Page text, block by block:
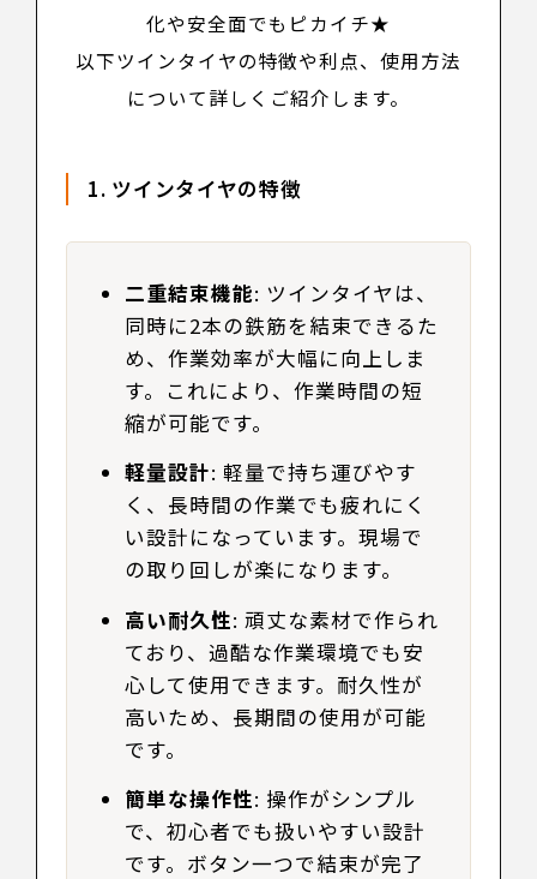
化や安全面でもピカイチ★
以下ツインタイヤの特徴や利点、使用方法
について詳しくご紹介します。
1. ツインタイヤの特徴
二重結束機能: ツインタイヤは、
同時に2本の鉄筋を結束できるた
め、作業効率が大幅に向上しま
す。これにより、作業時間の短
縮が可能です。
軽量設計: 軽量で持ち運びやす
く、長時間の作業でも疲れにく
い設計になっています。現場で
の取り回しが楽になります。
高い耐久性: 頑丈な素材で作られ
ており、過酷な作業環境でも安
心して使用できます。耐久性が
高いため、長期間の使用が可能
です。
簡単な操作性: 操作がシンプル
で、初心者でも扱いやすい設計
です。ボタン一つで結束が完了